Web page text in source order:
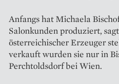
Anfangs hat Michaela
Salonkunden produziert,
österreichischer Erzeuger
verkauft wurden sie nur in
Perchtoldsdorf bei Wien.